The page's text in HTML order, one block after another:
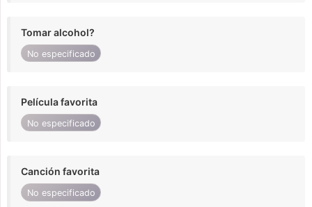
Tomar alcohol?
No especificado
Película favorita
No especificado
Canción favorita
No especificado